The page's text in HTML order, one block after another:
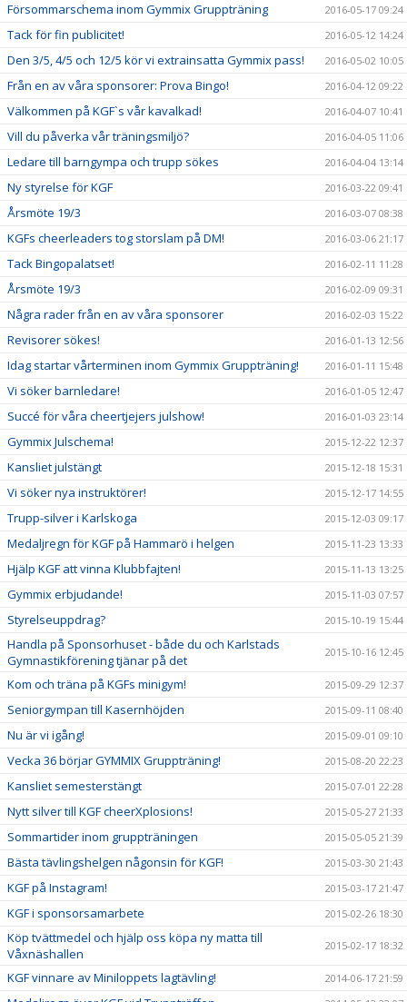
Försommarschema inom Gymmix Gruppträning 2016-05-17 09:24
Tack för fin publicitet! 2016-05-12 14:24
Den 3/5, 4/5 och 12/5 kör vi extrainsatta Gymmix pass! 2016-05-02 10:05
Från en av våra sponsorer: Prova Bingo! 2016-04-12 09:22
Välkommen på KGF`s vår kavalkad! 2016-04-07 10:41
Vill du påverka vår träningsmiljö? 2016-04-05 11:06
Ledare till barngympa och trupp sökes 2016-04-04 13:14
Ny styrelse för KGF 2016-03-22 09:41
Årsmöte 19/3 2016-03-07 08:38
KGFs cheerleaders tog storslam på DM! 2016-03-06 21:17
Tack Bingopalatset! 2016-02-11 11:28
Årsmöte 19/3 2016-02-09 09:31
Några rader från en av våra sponsorer 2016-02-03 15:22
Revisorer sökes! 2016-01-13 12:56
Idag startar vårterminen inom Gymmix Gruppträning! 2016-01-11 15:48
Vi söker barnledare! 2016-01-05 12:47
Succé för våra cheertjejers julshow! 2016-01-03 23:14
Gymmix Julschema! 2015-12-22 12:37
Kansliet julstängt 2015-12-18 15:31
Vi söker nya instruktörer! 2015-12-17 14:55
Trupp-silver i Karlskoga 2015-12-03 09:17
Medaljregn för KGF på Hammarö i helgen 2015-11-23 13:33
Hjälp KGF att vinna Klubbfajten! 2015-11-13 13:25
Gymmix erbjudande! 2015-11-03 07:57
Styrelseuppdrag? 2015-10-19 15:44
Handla på Sponsorhuset - både du och Karlstads
Gymnastikförening tjänar på det
2015-10-16 12:45
Kom och träna på KGFs minigym! 2015-09-29 12:37
Seniorgympan till Kasernhöjden 2015-09-11 08:40
Nu är vi igång! 2015-09-01 09:10
Vecka 36 börjar GYMMIX Gruppträning! 2015-08-20 22:23
Kansliet semesterstängt 2015-07-01 22:28
Nytt silver till KGF cheerXplosions! 2015-05-27 21:33
Sommartider inom gruppträningen 2015-05-05 21:39
Bästa tävlingshelgen någonsin för KGF! 2015-03-30 21:43
KGF på Instagram! 2015-03-17 21:47
KGF i sponsorsamarbete 2015-02-26 18:30
Köp tvättmedel och hjälp oss köpa ny matta till
Våxnäshallen
2015-02-17 18:32
KGF vinnare av Miniloppets lagtävling! 2014-06-17 21:59